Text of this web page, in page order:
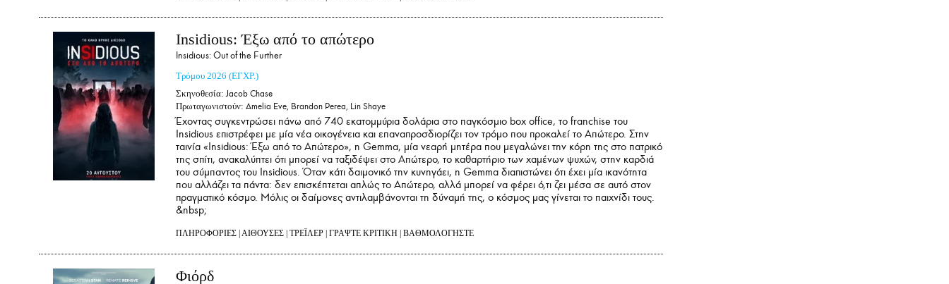
Insidious: Έξω από το απώτερο
Insidious: Out of the Further
Τρόμου 2026 (ΕΓΧΡ.)
Σκηνοθεσία: Jacob Chase
Πρωταγωνιστούν: Amelia Eve, Brandon Perea, Lin Shaye
Έχοντας συγκεντρώσει πάνω από 740 εκατομμύρια δολάρια στο παγκόσμιο box office, το franchise του
Insidious επιστρέφει με μία νέα οικογένεια και επαναπροσδιορίζει τον τρόμο που προκαλεί το Απώτερο. Στην
ταινία «Insidious: Έξω από το Απώτερο», η Gemma, μία νεαρή μητέρα που μεγαλώνει την κόρη της στο πατρικό
της σπίτι, ανακαλύπτει ότι μπορεί να ταξιδέψει στο Απώτερο, το καθαρτήριο των χαμένων ψυχών, στην καρδιά
του σύμπαντος του Insidious. Όταν κάτι δαιμονικό την κυνηγάει, η Gemma διαπιστώνει ότι έχει μία ικανότητα
που αλλάζει τα πάντα: δεν επισκέπτεται απλώς το Απώτερο, αλλά μπορεί να φέρει ό,τι ζει μέσα σε αυτό στον
πραγματικό κόσμο. Μόλις οι δαίμονες αντιλαμβάνονται τη δύναμή της, ο κόσμος μας γίνεται το παιχνίδι τους.
&nbsp;
ΠΛΗΡΟΦΟΡΙΕΣ ΑΙΘΟΥΣΕΣ ΤΡΕΪΛΕΡ ΓΡΑΨΤΕ ΚΡΙΤΙΚΗ ΒΑΘΜΟΛΟΓΗΣΤΕ
Φιόρδ